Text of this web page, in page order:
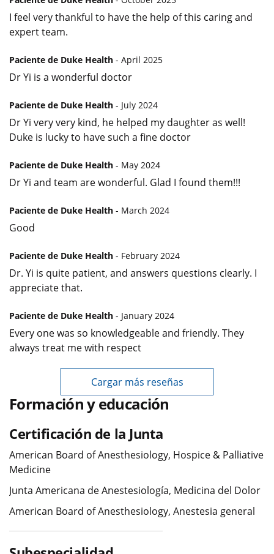
I feel very thankful to have the help of this caring and
expert team.
Paciente de Duke Health - April 2025
Dr Yi is a wonderful doctor
Paciente de Duke Health - July 2024
Dr Yi very very kind, he helped my daughter as well!
Duke is lucky to have such a fine doctor
Paciente de Duke Health - May 2024
Dr Yi and team are wonderful. Glad I found them!!!
Paciente de Duke Health - March 2024
Good
Paciente de Duke Health - February 2024
Dr. Yi is quite patient, and answers questions clearly. I
appreciate that.
Paciente de Duke Health - January 2024
Every one was so knowledgeable and friendly. They
always treat me with respect
Cargar más reseñas
Formación y educación
Certificación de la Junta
American Board of Anesthesiology, Hospice & Palliative
Medicine
Junta Americana de Anestesiología, Medicina del Dolor
American Board of Anesthesiology, Anestesia general